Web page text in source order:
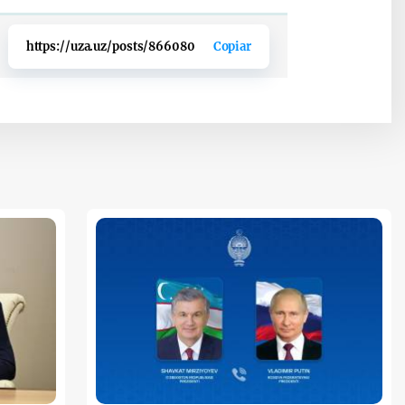
https://uza.uz/posts/866080 Copiar